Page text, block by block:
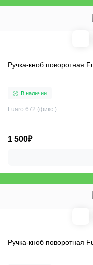
Ручка-кноб поворотная
В наличии
Fuaro 672 (фикс.)
1 500₽
Ручка-кноб поворотная